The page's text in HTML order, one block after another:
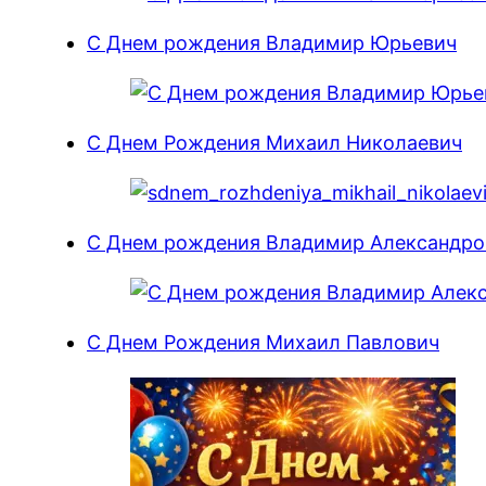
С Днем рождения Владимир Юрьевич
С Днем Рождения Михаил Николаевич
С Днем рождения Владимир
С Днем Рождения Михаил Павлович